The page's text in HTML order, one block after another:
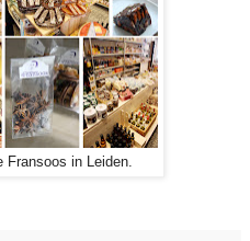
Fransoos in Leiden.